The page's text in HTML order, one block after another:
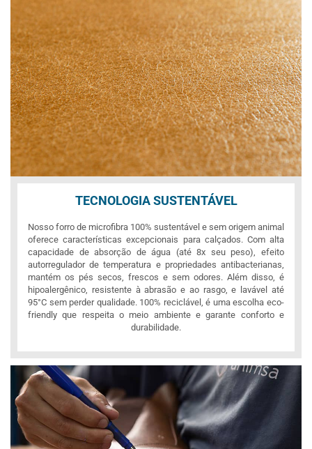
TECNOLOGIA SUSTENTÁVEL
Nosso forro de microfibra 100% sustentável e sem origem animal
oferece características excepcionais para calçados. Com alta
capacidade de absorção de água (até 8x seu peso), efeito
autorregulador de temperatura e propriedades antibacterianas,
mantém os pés secos, frescos e sem odores. Além disso, é
hipoalergênico, resistente à abrasão e ao rasgo, e lavável até
95°C sem perder qualidade. 100% reciclável, é uma escolha eco-
friendly que respeita o meio ambiente e garante conforto e
durabilidade.